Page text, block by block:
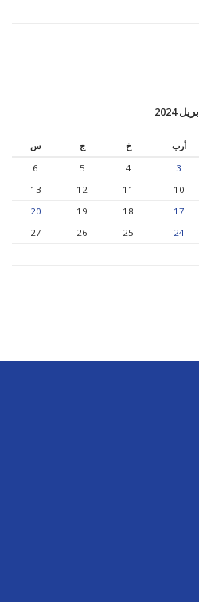
2024
أرب خ ج
س
3
4
5
6
10
11
12
13
17
18
19
20
24
25
26
27